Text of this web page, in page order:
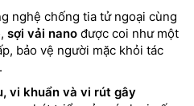
nghệ chống tia tử ngoại cùng
sợi vải nano được coi như một
bảo vệ người mặc khỏi tác
vi khuẩn và vi rút gây